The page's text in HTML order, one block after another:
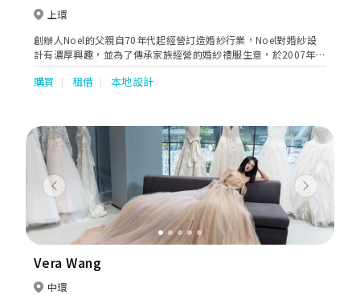
上環
創辦人Noel的父親自70年代起經營訂造婚紗行業，Noel對婚紗設
計有濃厚興趣，並為了傳承家族經營的婚紗禮服生意，於2007年成
立Noel Chu Wedding Gallery，發展個人設計事業。 現時Noel
Chu Wedding Gallery已正式更名為Noel Chu Atelier，除婚紗禮服
購買 租借 本地設計
Previous Next
Vera Wang
中環